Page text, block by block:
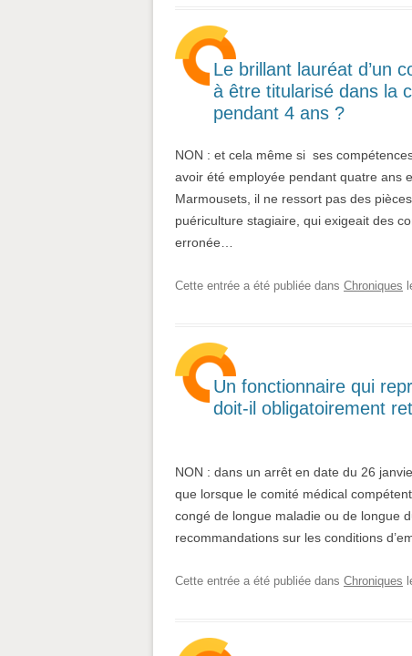
Le brillant lauréat d’un
à être titularisé dans la
pendant 4 ans ?
NON : et cela même si ses
avoir été employée pendant quatre ans
Marmousets, il ne ressort pas des
puériculture stagiaire, qui exigeait des
erronée…
Cette entrée a été publiée dans Chroniques
Un fonctionnaire qui
doit-il obligatoirement
NON : dans un arrêt en date du 26
que lorsque le comité médical
congé de longue maladie ou de longue
recommandations sur les conditions
Cette entrée a été publiée dans Chroniques